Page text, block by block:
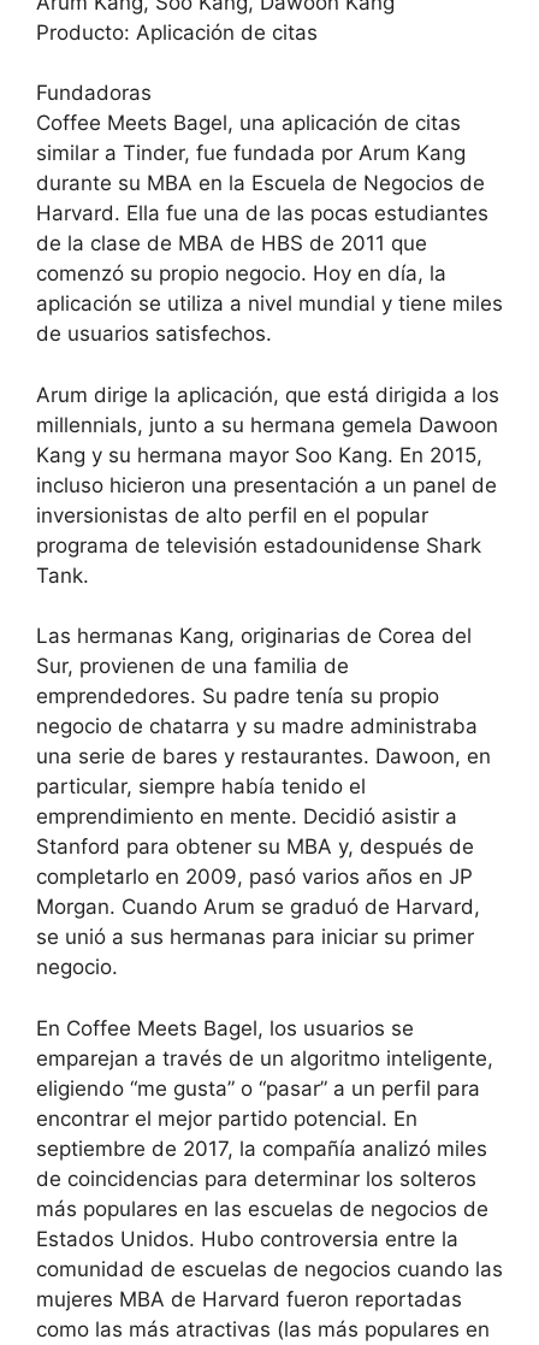
Producto: Aplicación de citas
Fundadoras
Coffee Meets Bagel, una aplicación de citas
similar a Tinder, fue fundada por Arum Kang
durante su MBA en la Escuela de Negocios de
Harvard. Ella fue una de las pocas estudiantes
de la clase de MBA de HBS de 2011 que
comenzó su propio negocio. Hoy en día, la
aplicación se utiliza a nivel mundial y tiene miles
de usuarios satisfechos.
Arum dirige la aplicación, que está dirigida a los
millennials, junto a su hermana gemela Dawoon
Kang y su hermana mayor Soo Kang. En 2015,
incluso hicieron una presentación a un panel de
inversionistas de alto perfil en el popular
programa de televisión estadounidense Shark
Tank.
Las hermanas Kang, originarias de Corea del
Sur, provienen de una familia de
emprendedores. Su padre tenía su propio
negocio de chatarra y su madre administraba
una serie de bares y restaurantes. Dawoon, en
particular, siempre había tenido el
emprendimiento en mente. Decidió asistir a
Stanford para obtener su MBA y, después de
completarlo en 2009, pasó varios años en JP
Morgan. Cuando Arum se graduó de Harvard,
se unió a sus hermanas para iniciar su primer
negocio.
En Coffee Meets Bagel, los usuarios se
emparejan a través de un algoritmo inteligente,
eligiendo “me gusta” o “pasar” a un perfil para
encontrar el mejor partido potencial. En
septiembre de 2017, la compañía analizó miles
de coincidencias para determinar los solteros
más populares en las escuelas de negocios de
Estados Unidos. Hubo controversia entre la
comunidad de escuelas de negocios cuando las
mujeres MBA de Harvard fueron reportadas
como las más atractivas (las más populares en